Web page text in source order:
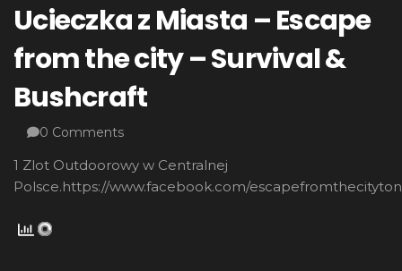
Ucieczka z Miasta – Escape
from the city – Survival &
Bushcraft
0 Comments
1 Zlot Outdoorowy w Centralnej
Polsce.https://www.facebook.com/